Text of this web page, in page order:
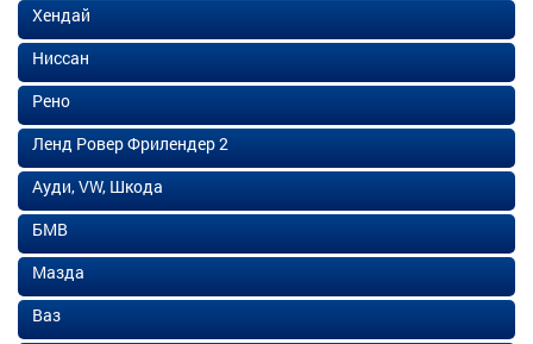
Хендай
Ниссан
Рено
Ленд Ровер Фрилендер 2
Ауди, VW, Шкода
БМВ
Мазда
Ваз